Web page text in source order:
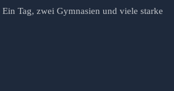
Tag, zwei Gymnasien und viele starke